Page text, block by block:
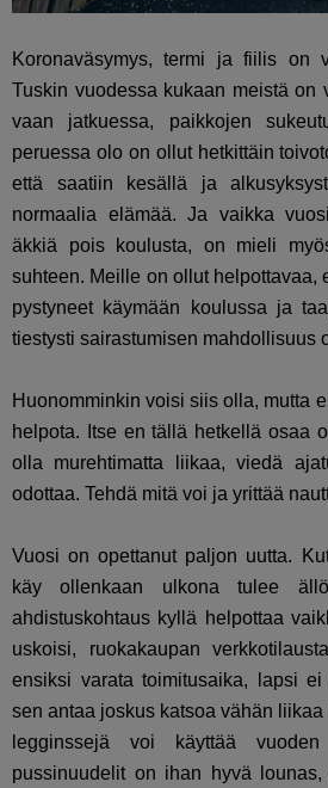
Koronaväsymys, termi ja fiilis on
Tuskin vuodessa kukaan meistä on
vaan jatkuessa, paikkojen
peruessa olo on ollut hetkittäin
että saatiin kesällä ja
normaalia elämää. Ja vaikka
äkkiä pois koulusta, on mieli
suhteen. Meille on ollut helpottavaa,
pystyneet käymään koulussa ja
tiestysti sairastumisen mahdollisuus
Huonomminkin voisi siis olla, mutta
helpota. Itse en tällä hetkellä osaa
olla murehtimatta liikaa, viedä
odottaa. Tehdä mitä voi ja yrittää
Vuosi on opettanut paljon uutta.
käy ollenkaan ulkona tulee
ahdistuskohtaus kyllä helpottaa
uskoisi, ruokakaupan
ensiksi varata toimitusaika, lapsi
sen antaa joskus katsoa vähän
legginssejä voi käyttää
pussinuudelit on ihan hyvä lounas,